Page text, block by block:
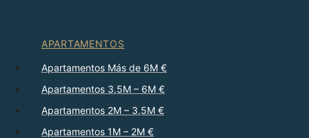
APARTAMENTOS
Apartamentos Más de 6M €
Apartamentos 3,5M – 6M €
Apartamentos 2M – 3,5M €
Apartamentos 1M – 2M €